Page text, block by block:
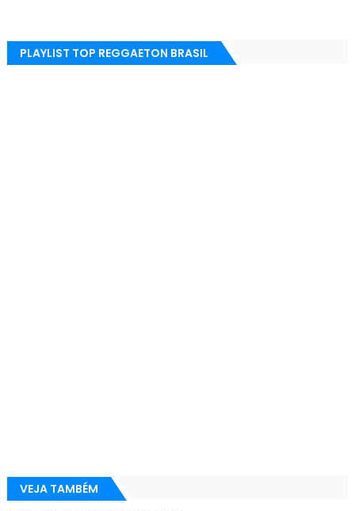
PLAYLIST TOP REGGAETON BRASIL
VEJA TAMBÉM